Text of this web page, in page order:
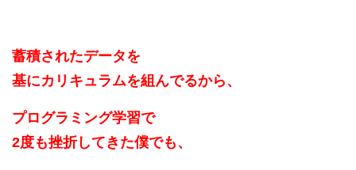
蓄積されたデータを
基にカリキュラムを組んでるから、
プログラミング学習で
2度も挫折してきた僕でも、